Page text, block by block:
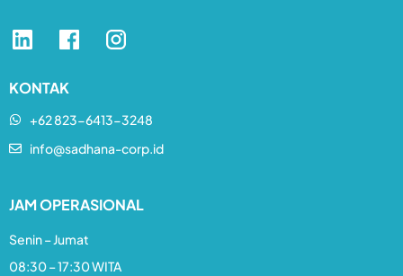
KONTAK
+62 823-6413-3248​
info@sadhana-corp.id
JAM OPERASIONAL
Senin – Jumat
08:30 – 17:30 WITA